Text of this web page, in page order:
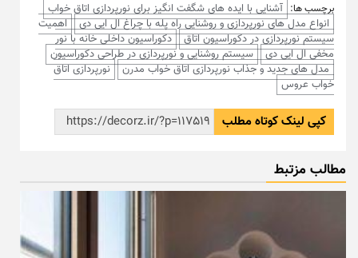
برچسب ها: آشنایی با ایده های شگفت انگیز برای نورپردازی اتاق خواب
انواع مدل های نورپردازی و روشنایی راه پله با چراغ ال ایی دی
اهمیت
سیستم نورپردازی در دکوراسیون اتاق
دکوراسیون داخلی خانه با نور
مخفی ال ایی دی
سیستم روشنایی و نورپردازی در طراحی دکوراسیون
مدل های جدید و جذاب نورپردازی اتاق خواب مدرن
نورپردازی اتاق
خواب عروس
کپی لینک کوتاه مطلب
مطالب مزتبط